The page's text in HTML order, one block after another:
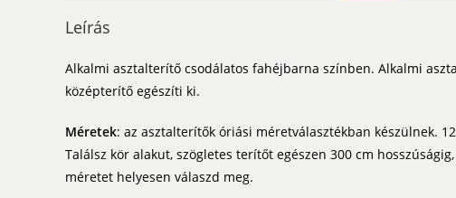
Leírás
Alkalmi asztalterítő csodálatos fahéjbarna színben. Alkalmi
középterítő egészíti ki.
Méretek: az asztalterítők óriási méretválasztékban készülnek.
Találsz kör alakut, szögletes terítőt egészen 300 cm
méretet helyesen válaszd meg.